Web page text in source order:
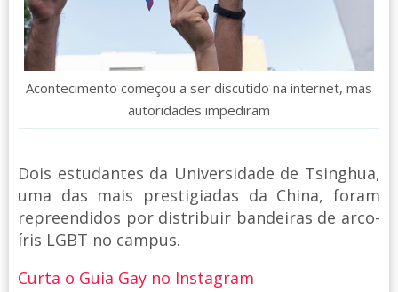
Acontecimento começou a ser discutido na internet, mas
autoridades impediram
Dois estudantes da Universidade de Tsinghua,
uma das mais prestigiadas da China, foram
repreendidos por distribuir bandeiras de arco-
íris LGBT no campus.
Curta o Guia Gay no Instagram